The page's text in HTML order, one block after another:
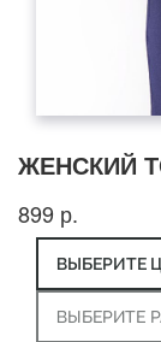
ЖЕНСКИЙ
899 р.
ВЫБЕРИТЕ
ВЫБЕРИТЕ